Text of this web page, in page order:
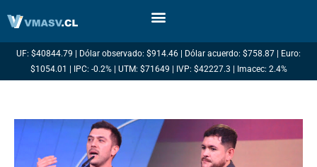
UF: $40844.79 | Dólar observado: $914.46 | Dólar acuerdo: $758.87 | Euro:
$1054.01 | IPC: -0.2% | UTM: $71649 | IVP: $42227.3 | Imacec: 2.4%